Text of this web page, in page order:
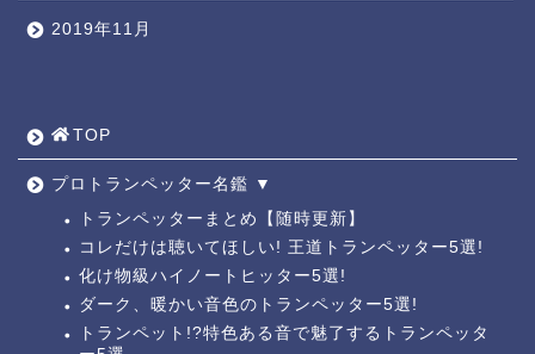
2019年11月
TOP
プロトランペッター名鑑 ▼
トランペッターまとめ【随時更新】
コレだけは聴いてほしい! 王道トランペッター5選!
化け物級ハイノートヒッター5選!
ダーク、暖かい音色のトランペッター5選!
トランペット!?特色ある音で魅了するトランペッタ
トランペッター名鑑 ┫
トランペットの練習法 ┫